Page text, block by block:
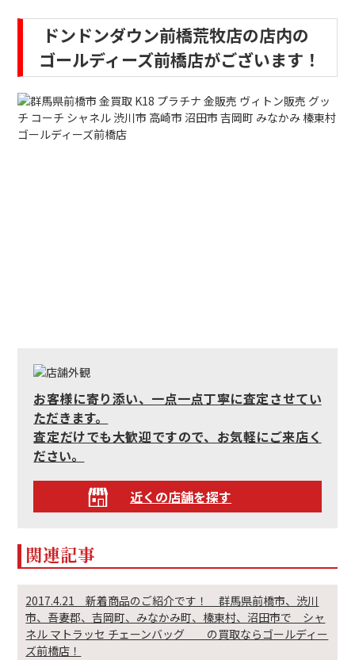
ドンドンダウン前橋荒牧店の店内の
ゴールディーズ前橋店がございます！
お客様に寄り添い、一点一点丁寧に査定させてい
ただきます。
査定だけでも大歓迎ですので、お気軽にご来店く
ださい。
近くの店舗を探す
関連記事
2017.4.21 新着商品のご紹介です！ 群馬県前橋市、渋川
市、吾妻郡、吉岡町、みなかみ町、榛東村、沼田市で シャ
ネル マトラッセ チェーンバッグ の買取ならゴールディー
ズ前橋店！